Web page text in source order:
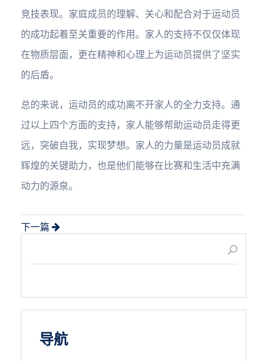
竞技表现。家庭成员的理解、关心和配合对于运动员
的成功起着至关重要的作用。家人的支持不仅仅体现
在物质层面，更在精神和心理上为运动员提供了坚实
的后盾。
总的来说，运动员的成功离不开家人的全力支持。通
过以上四个方面的支持，家人能够帮助运动员走得更
远，突破自我，实现梦想。家人的力量是运动员成就
辉煌的关键助力，也是他们能够在比赛和生活中充满
动力的源泉。
下一篇
导航